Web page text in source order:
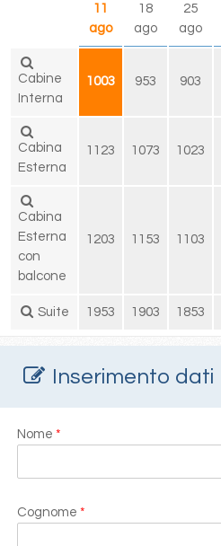
11
ago
18
ago
25
ago
Cabine
Interna
1003 953 903
Cabina
Esterna
1123 1073 1023
Cabina
Esterna
con
balcone
1203 1153 1103
Suite 1953 1903 1853
Inserimento dati
Nome *
Cognome *